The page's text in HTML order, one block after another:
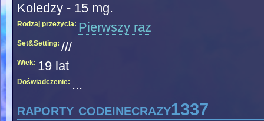
Koledzy - 15 mg.
Rodzaj przeżycia: Pierwszy raz
Set&Setting: ///
Wiek: 19 lat
Doświadczenie: ...
raporty codeinecrazy1337